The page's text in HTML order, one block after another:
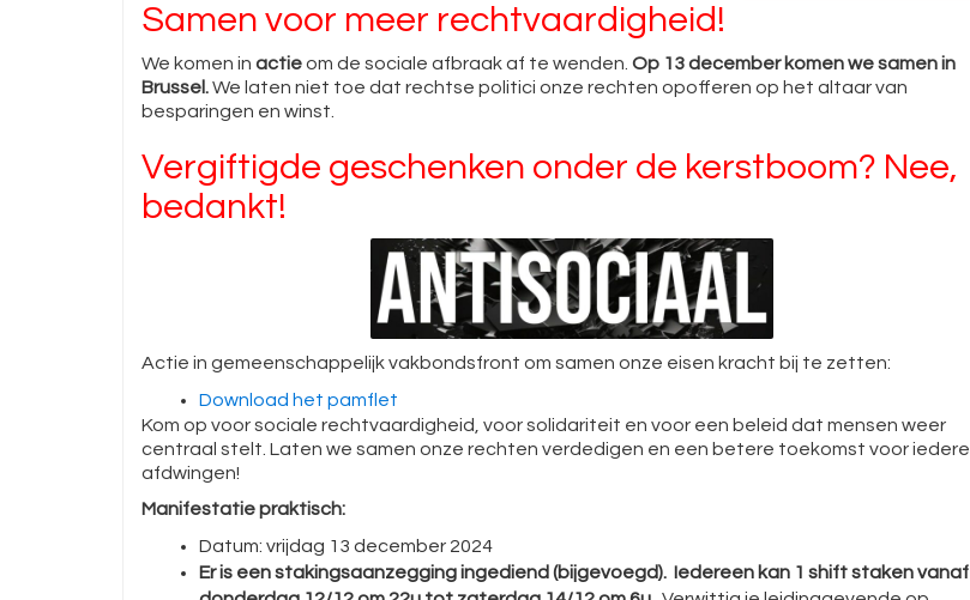
Samen voor meer rechtvaardigheid!
We komen in actieom de sociale afbraak af te wenden. Op 13 december komen we samen in
Brussel.We laten niet toe dat rechtse politici onze rechten opofferen op het altaar van
besparingen en winst.
Vergiftigde geschenken onder de kerstboom? Nee,
bedankt!
Actie in gemeenschappelijk vakbondsfront om samen onze eisen kracht bij te zetten:
Download het pamflet
Kom op voor sociale rechtvaardigheid, voor solidariteit en voor een beleid dat mensen weer
centraal stelt. Laten we samen onze rechten verdedigen en een betere toekomst voor
afdwingen!
Manifestatie praktisch:
Datum: vrijdag 13 december 2024
Er is een stakingsaanzegging ingediend (bijgevoegd). Iedereen kan 1 shift staken vanaf